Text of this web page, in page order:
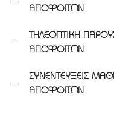
ΑΠΟΦΟΙΤΩΝ
ΤΗΛΕΟΠΤΙΚΗ
ΑΠΟΦΟΙΤΩΝ
ΣΥΝΕΝΤΕΥΞΕΙΣ
ΑΠΟΦΟΙΤΩΝ